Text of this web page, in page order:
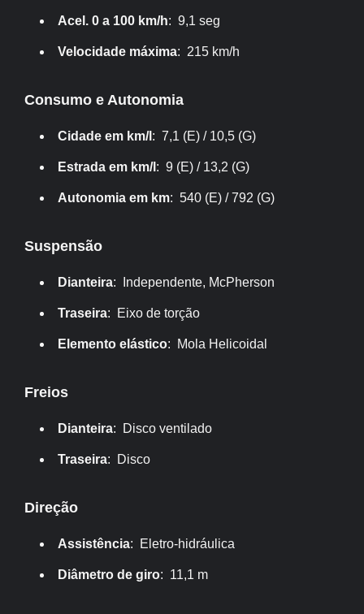
Acel. 0 a 100 km/h: 9,1 seg
Velocidade máxima: 215 km/h
Consumo e Autonomia
Cidade em km/l : 7,1 (E) / 10,5 (G)
Estrada em km/l : 9 (E) / 13,2 (G)
Autonomia em km: 540 (E) / 792 (G)
Suspensão
Dianteira: Independente, McPherson
Traseira: Eixo de torção
Elemento elástico: Mola Helicoidal
Freios
Dianteira: Disco ventilado
Traseira: Disco
Direção
Assistência: Eletro-hidráulica
Diâmetro de giro: 11,1 m